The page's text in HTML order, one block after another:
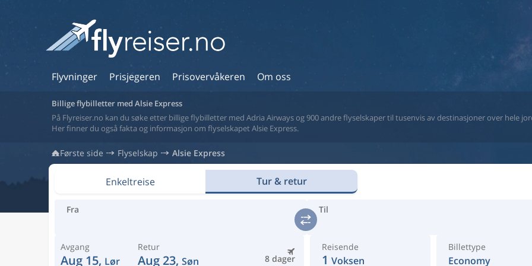
Flyvninger Prisjegeren Prisovervåkeren Om oss
Billige flybilletter med Alsie Express
På Flyreiser.no kan du søke etter billige flybilletter med Adria Airways og 900 andre flyselskaper til tusenvis av destinasjoner over hele
Her finner du også fakta og informasjon om flyselskapet Alsie Express.
Første side Flyselskap Alsie Express
Enkeltreise Tur & retur
Fra Til
Avgang
Aug 15, Lør 8 dager
Retur
Aug 23, Søn
Reisende
1 Voksen
Billettype
Economy